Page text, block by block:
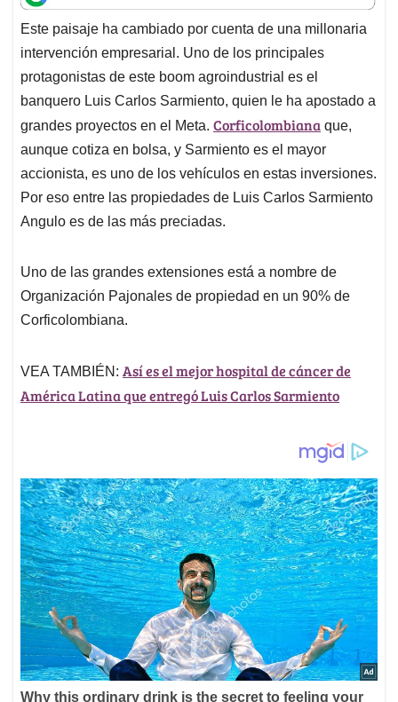
t
s
A
p
p
e
b
o
o
k
k
e
d
I
n
i
l
e
a
d
s
Este paisaje ha cambiado por cuenta de una millonaria
intervención empresarial. Uno de los principales
protagonistas de este boom agroindustrial es el
banquero Luis Carlos Sarmiento, quien le ha apostado a
grandes proyectos en el Meta. Corficolombiana que,
aunque cotiza en bolsa, y Sarmiento es el mayor
accionista, es uno de los vehículos en estas inversiones.
Por eso entre las propiedades de Luis Carlos Sarmiento
Angulo es de las más preciadas.
Uno de las grandes extensiones está a nombre de
Organización Pajonales de propiedad en un 90% de
Corficolombiana.
VEA TAMBIÉN: Así es el mejor hospital de cáncer de
América Latina que entregó Luis Carlos Sarmiento